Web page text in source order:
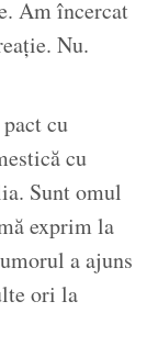
Am încercat
Nu.
cu
cu
Sunt omul
exprim la
a ajuns
ori la